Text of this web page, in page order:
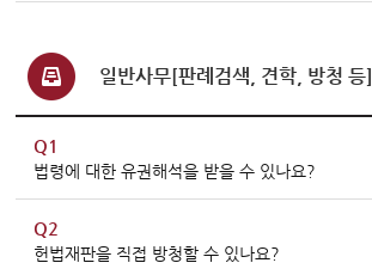
일반사무[판례검색, 견학, 방청 등]
Q1
법령에 대한 유권해석을 받을 수 있나요?
Q2
헌법재판을 직접 방청할 수 있나요?